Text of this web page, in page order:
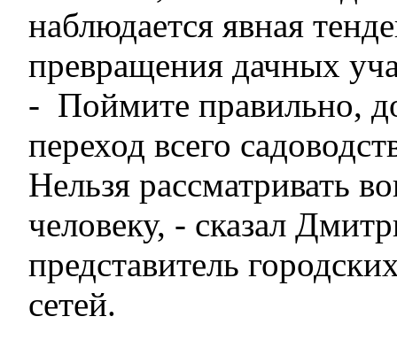
наблюдается явная
превращения дачных
- Поймите правильно,
переход всего
Нельзя рассматривать
человеку, - сказал
представитель
сетей.